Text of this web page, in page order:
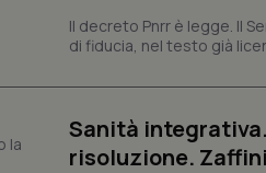
Il decreto Pnrr è legge. Il
di fiducia, nel testo già
Sanità
risoluzione.tracking-sites-